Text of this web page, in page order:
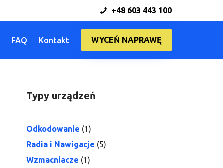
+48 603 443 100
FAQ Kontakt WYCEŃ NAPRAWĘ
Typy urządzeń
Odkodowanie (1)
Radia i Nawigacje (5)
Wzmacniacze (1)